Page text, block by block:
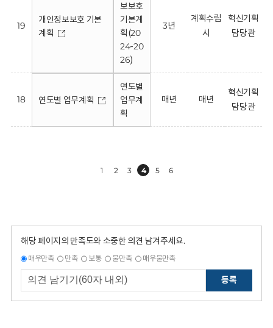
19
개인정보보호 기본
계획
보보호
기본계
획(20
24-20
26)
3년
계획수립
시
혁신기획
담당관
18 연도별 업무계획
연도별
업무계
획
매년 매년
혁신기획
담당관
1 2 3 4 5 6
해당 페이지의 만족도와 소중한 의견 남겨주세요.
매우만족 만족 보통 불만족 매우불만족
등록